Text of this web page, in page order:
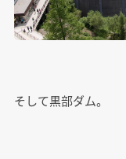
そして黒部ダム。